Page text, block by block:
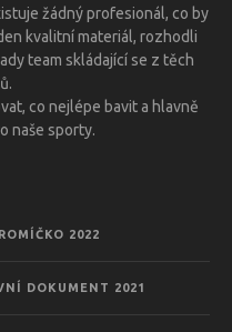
žádný profesionál, co by
kvalitní materiál, rozhodli
team skládající se z těch
co nejlépe bavit a hlavně
naše sporty.
2022
DOKUMENT 2021